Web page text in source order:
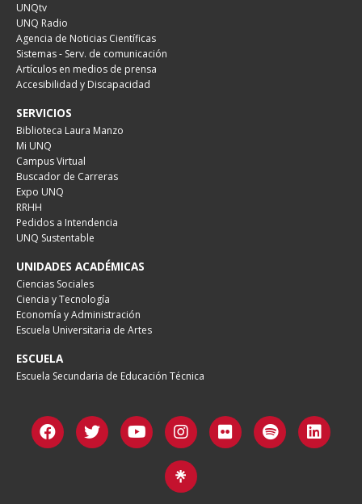
UNQtv
UNQ Radio
Agencia de Noticias Científicas
Sistemas - Serv. de comunicación
Artículos en medios de prensa
Accesibilidad y Discapacidad
SERVICIOS
Biblioteca Laura Manzo
Mi UNQ
Campus Virtual
Buscador de Carreras
Expo UNQ
RRHH
Pedidos a Intendencia
UNQ Sustentable
UNIDADES ACADÉMICAS
Ciencias Sociales
Ciencia y Tecnología
Economía y Administración
Escuela Universitaria de Artes
ESCUELA
Escuela Secundaria de Educación Técnica